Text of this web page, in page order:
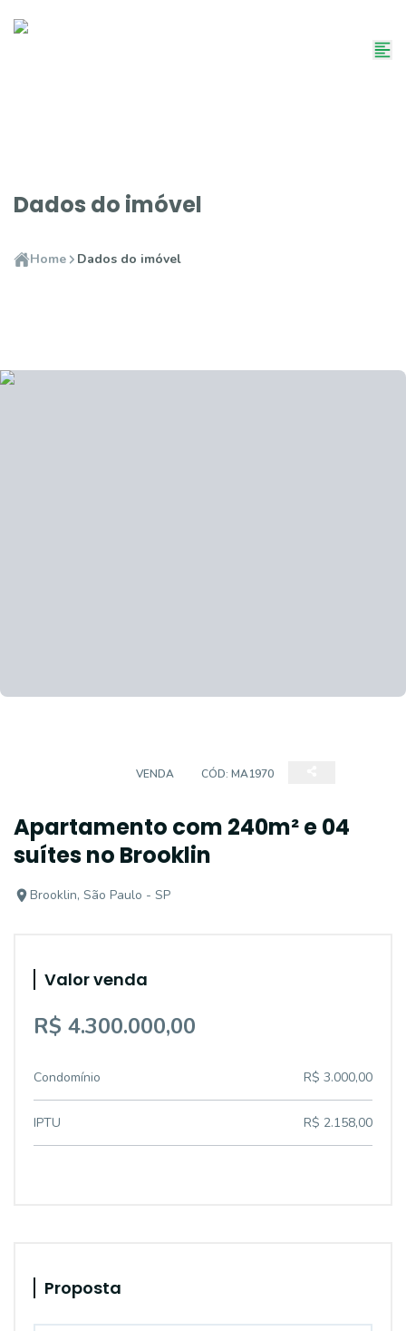
Dados do imóvel
Home Dados do imóvel
VENDA CÓD: MA1970
Apartamento com 240m² e 04
suítes no Brooklin
Brooklin, São Paulo - SP
Valor venda
R$ 4.300.000,00
Condomínio R$ 3.000,00
IPTU R$ 2.158,00
Proposta